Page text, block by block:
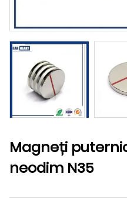
Magneți
neodim N35